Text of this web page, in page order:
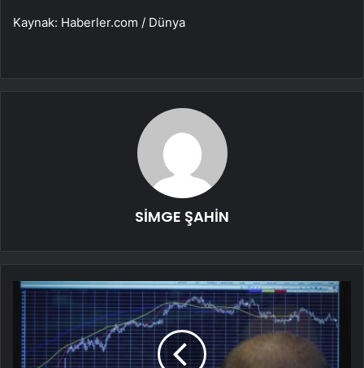
Kaynak: Haberler.com / Dünya
SİMGE ŞAHİN